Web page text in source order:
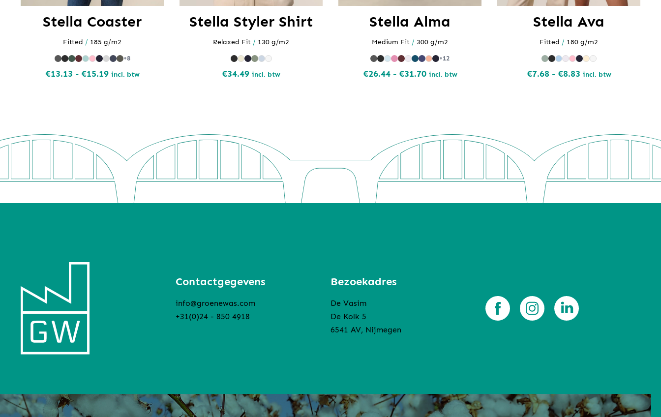
Stella Coaster
Fitted / 185 g/m2
+8
€13.13 - €15.19Prijsklasse:
incl. btw
Stella Styler Shirt
Relaxed Fit / 130 g/m2
€34.49 incl. btw
Stella Alma
Medium Fit / 300 g/m2
+12
€26.44 - €31.70Prijsklasse:
incl. btw
Stella Ava
Fitted / 180 g/m2
€7.68 - €8.83Prijsklasse:
incl. btw
Contactgegevens
info@groenewas.com
+31(0)24 - 850 4918
Bezoekadres
De Vasim
De Kolk 5
6541 AV, Nijmegen